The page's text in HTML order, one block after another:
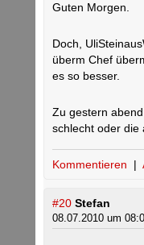
Guten Morgen.
Doch,
überm Chef
es so besser.
Zu gestern
schlecht oder die
Kommentieren |
#20 Stefan
08.07.2010 um